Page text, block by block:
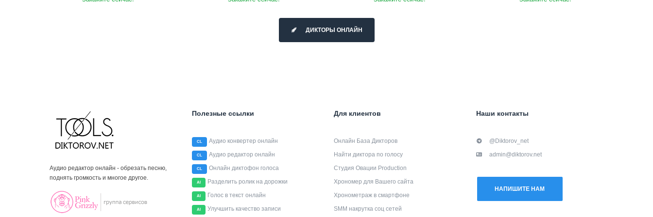
ДИКТОРЫ ОНЛАЙН
Аудио редактор онлайн - обрезать песню,
поднять громкость и многое другое.
Полезные ссылки
CL Аудио конвертер онлайн
CL Аудио редактор онлайн
CL Онлайн диктофон голоса
AI Разделить ролик на дорожки
AI Голос в текст онлайн
AI Улучшить качество записи
Для клиентов
Онлайн База Дикторов
Найти диктора по голосу
Студия Овации Production
Хрономер для Вашего сайта
Хронометраж в смартфоне
SMM накрутка соц сетей
Наши контакты
@Diktorov_net
admin@diktorov.net
НАПИШИТЕ НАМ